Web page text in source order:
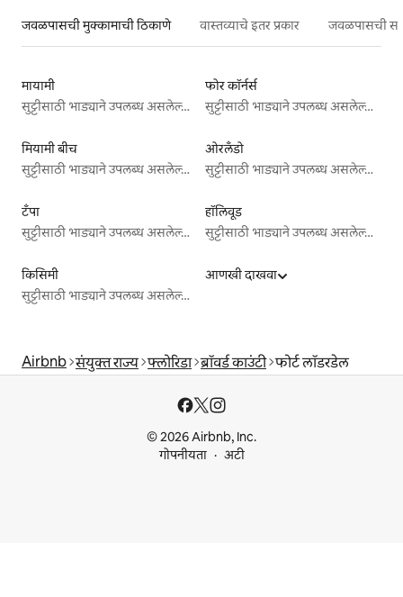
जवळपासची मुक्कामाची ठिकाणे वास्तव्याचे इतर प्रकार जवळपासची
मायामी
सुट्टीसाठी भाड्याने उपलब्ध असलेल्या जागा
फोर कॉर्नर्स
सुट्टीसाठी भाड्याने उपलब्ध असलेल्या जागा
मियामी बीच
सुट्टीसाठी भाड्याने उपलब्ध असलेल्या जागा
ओरलँडो
सुट्टीसाठी भाड्याने उपलब्ध असलेल्या जागा
टँपा
सुट्टीसाठी भाड्याने उपलब्ध असलेल्या जागा
हॉलिवूड
सुट्टीसाठी भाड्याने उपलब्ध असलेल्या जागा
किसिमी
सुट्टीसाठी भाड्याने उपलब्ध असलेल्या जागा
आणखी दाखवा
Airbnb संयुक्त राज्य फ्लोरिडा ब्रॉवर्ड काउंटी फोर्ट लॉडरडेल
© 2026 Airbnb, Inc.
गोपनीयता
अटी